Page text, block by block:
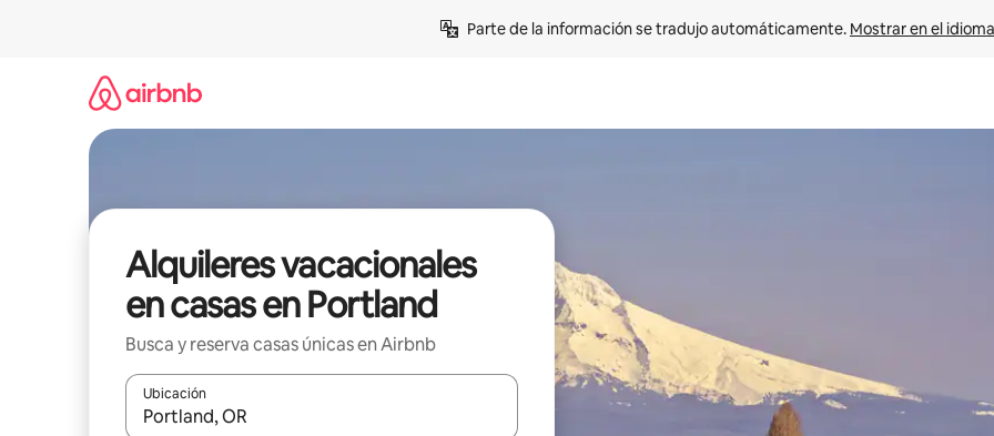
Parte de la información se tradujo automáticamente. Mostrar en el
Alquileres vacacionales
en casas en Portland
Busca y reserva casas únicas en Airbnb
Ubicación
Cuando los resultados estén disponibles, navega con las teclas de flecha hacia arriba y hacia abajo o explora con el